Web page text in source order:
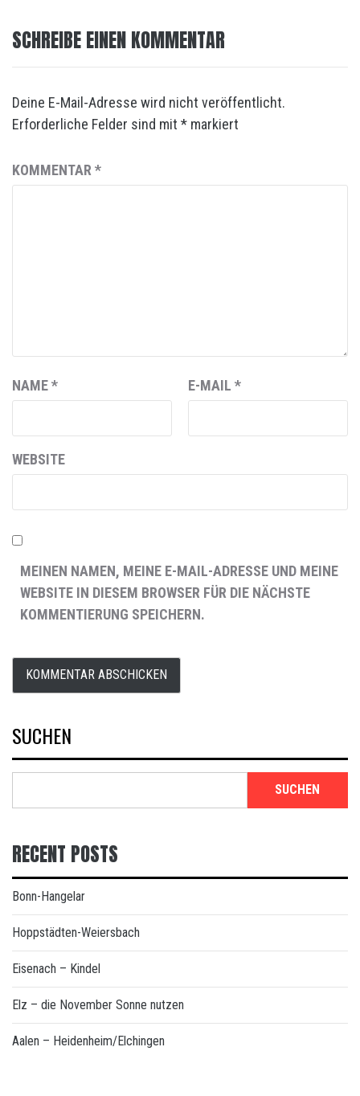
SCHREIBE EINEN KOMMENTAR
Deine E-Mail-Adresse wird nicht veröffentlicht.
Erforderliche Felder sind mit * markiert
KOMMENTAR *
NAME* E-MAIL *
WEBSITE
MEINEN NAMEN, MEINE E-MAIL-ADRESSE UND MEINE
WEBSITE IN DIESEM BROWSER FÜR DIE NÄCHSTE
KOMMENTIERUNG SPEICHERN.
SUCHEN
SUCHEN
RECENT POSTS
Bonn-Hangelar
Hoppstädten-Weiersbach
Eisenach – Kindel
Elz – die November Sonne nutzen
Aalen – Heidenheim/Elchingen